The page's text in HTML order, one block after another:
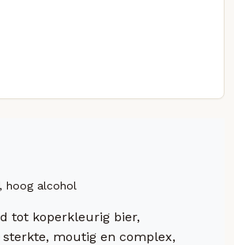
hoog alcohol
tot koperkleurig bier,
moutig en complex,